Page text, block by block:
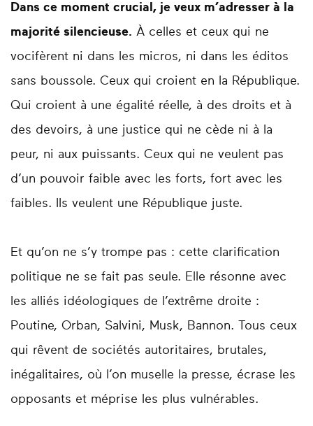
Dans ce moment crucial, je veux m’adresser à la
majorité silencieuse. À celles et ceux qui ne
vocifèrent ni dans les micros, ni dans les éditos
sans boussole. Ceux qui croient en la République.
Qui croient à une égalité réelle, à des droits et à
des devoirs, à une justice qui ne cède ni à la
peur, ni aux puissants. Ceux qui ne veulent pas
d’un pouvoir faible avec les forts, fort avec les
faibles. Ils veulent une République juste.
Et qu’on ne s’y trompe pas : cette clarification
politique ne se fait pas seule. Elle résonne avec
les alliés idéologiques de l’extrême droite :
Poutine, Orban, Salvini, Musk, Bannon. Tous ceux
qui rêvent de sociétés autoritaires, brutales,
inégalitaires, où l’on muselle la presse, écrase les
opposants et méprise les plus vulnérables.